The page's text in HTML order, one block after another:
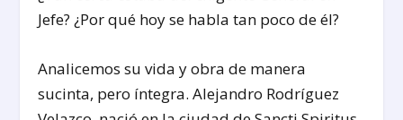
Jefe? ¿Por qué hoy se habla tan poco de él?
Analicemos su vida y obra de manera
sucinta, pero íntegra. Alejandro Rodríguez